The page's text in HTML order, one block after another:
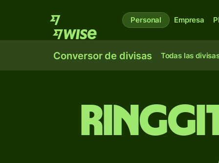
Personal Empresa
Conversor de divisas Todas las